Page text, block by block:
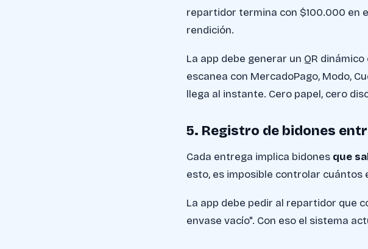
repartidor termina con $100.000 en
rendición.
La app debe generar un QR
escanea con MercadoPago, Modo,
llega al instante. Cero papel, cero
5. Registro de bidones
Cada entrega implica bidones que
esto, es imposible controlar cuántos
La app debe pedir al repartidor que
envase vacío". Con eso el sistema